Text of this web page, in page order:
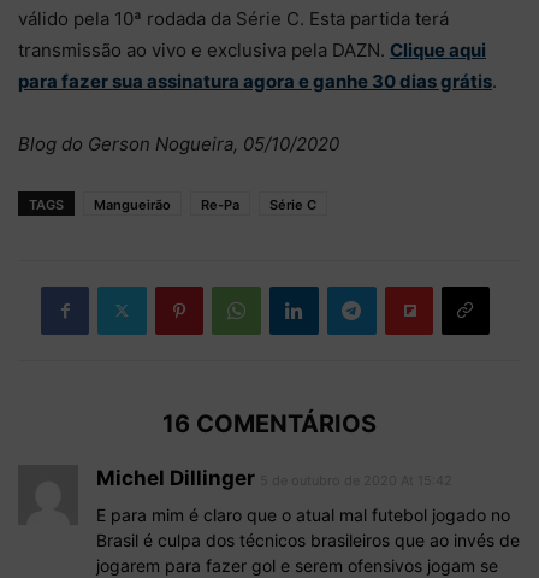
válido pela 10ª rodada da Série C. Esta partida terá
transmissão ao vivo e exclusiva pela DAZN. Clique aqui
para fazer sua assinatura agora e ganhe 30 dias grátis.
Blog do Gerson Nogueira, 05/10/2020
TAGS Mangueirão Re-Pa Série C
16 COMENTÁRIOS
Michel Dillinger
E para mim é claro que o atual mal futebol jogado no
Brasil é culpa dos técnicos brasileiros que ao invés de
jogarem para fazer gol e serem ofensivos jogam se